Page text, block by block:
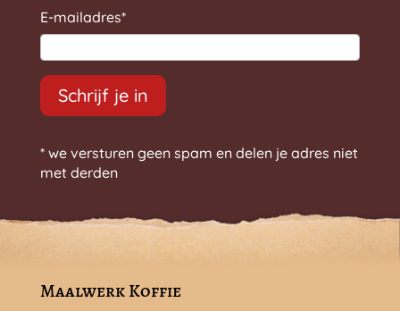
E-mailadres*
Schrijf je in
* we versturen geen spam en delen je adres niet
met derden
Maalwerk Koffie